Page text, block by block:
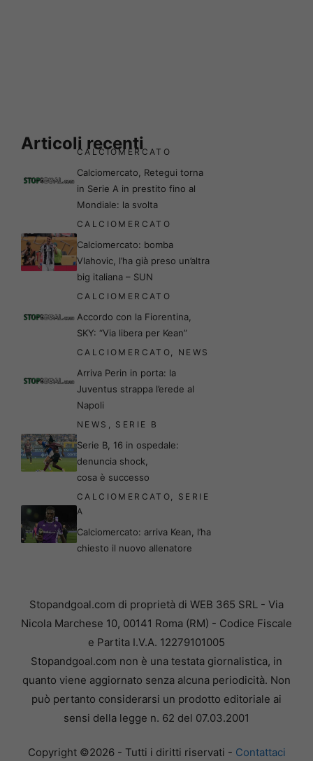
Articoli recenti
CALCIOMERCATO
Calciomercato, Retegui torna
in Serie A in prestito fino al
Mondiale: la svolta
CALCIOMERCATO
Calciomercato: bomba
Vlahovic, l’ha già preso un’altra
big italiana – SUN
CALCIOMERCATO
Accordo con la Fiorentina,
SKY: “Via libera per Kean”
CALCIOMERCATO NEWS
Arriva Perin in porta: la
Juventus strappa l’erede al
Napoli
NEWS SERIE B
Serie B, 16 in ospedale:
denuncia shock,
cosa è successo
CALCIOMERCATO
SERIE
A
Calciomercato: arriva Kean, l’ha
chiesto il nuovo allenatore
Stopandgoal.com di proprietà di WEB 365 SRL - Via
Nicola Marchese 10, 00141 Roma (RM) - Codice Fiscale
e Partita I.V.A. 12279101005
Stopandgoal.com non è una testata giornalistica, in
quanto viene aggiornato senza alcuna periodicità. Non
può pertanto considerarsi un prodotto editoriale ai
sensi della legge n. 62 del 07.03.2001
Copyright ©2026 - Tutti i diritti riservati - Contattaci